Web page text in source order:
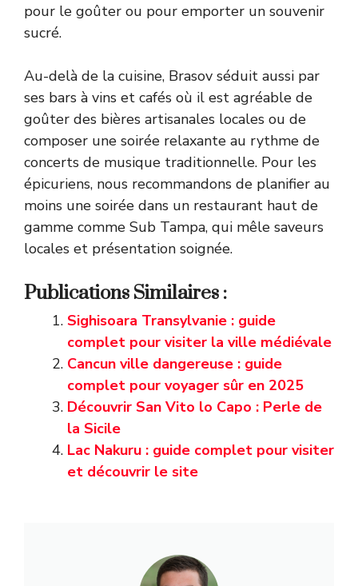
pour le goûter ou pour emporter un souvenir
sucré.
Au-delà de la cuisine, Brasov séduit aussi par
ses bars à vins et cafés où il est agréable de
goûter des bières artisanales locales ou de
composer une soirée relaxante au rythme de
concerts de musique traditionnelle. Pour les
épicuriens, nous recommandons de planifier au
moins une soirée dans un restaurant haut de
gamme comme Sub Tampa, qui mêle saveurs
locales et présentation soignée.
Publications Similaires :
Sighisoara Transylvanie : guide
complet pour visiter la ville médiévale
Cancun ville dangereuse : guide
complet pour voyager sûr en 2025
Découvrir San Vito lo Capo : Perle de
la Sicile
Lac Nakuru : guide complet pour visiter
et découvrir le site